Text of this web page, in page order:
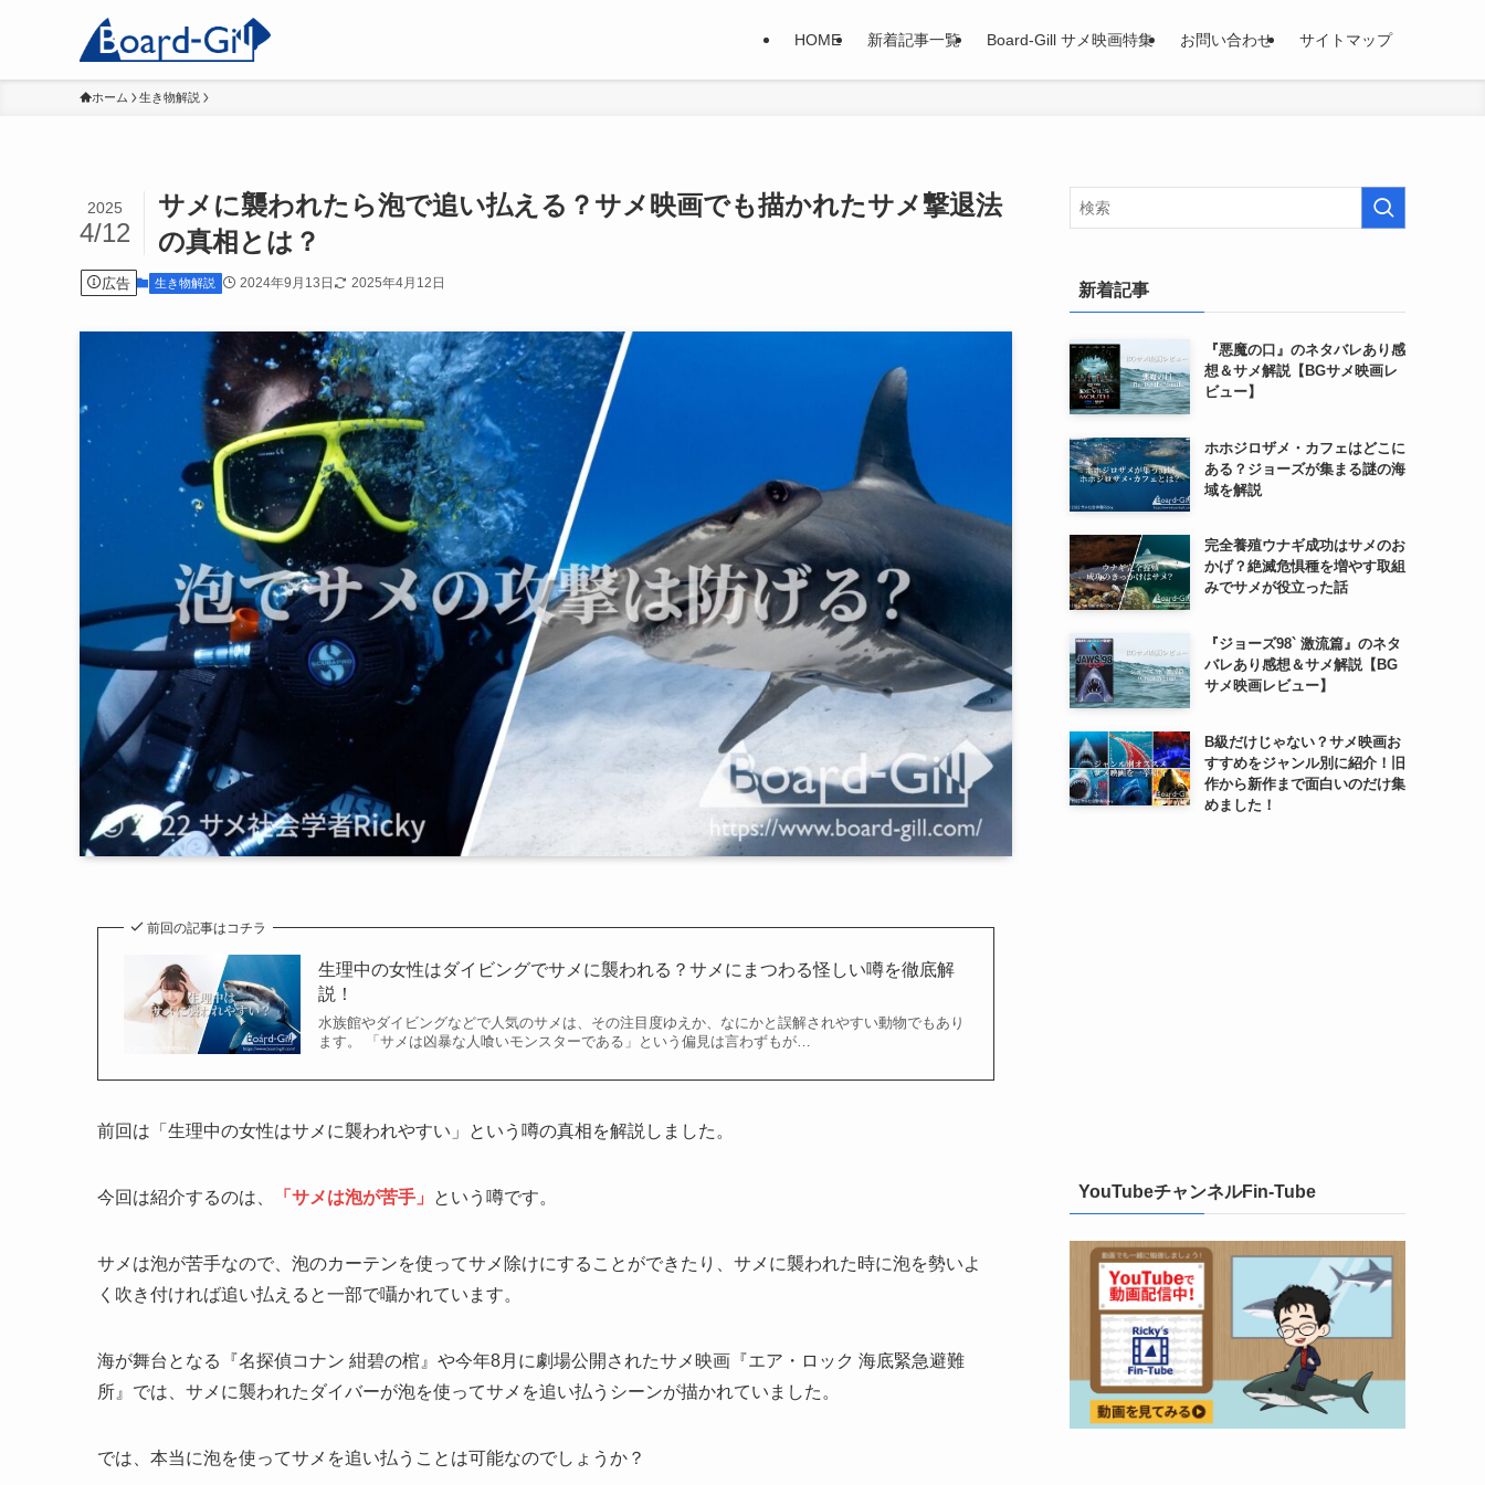
HOME 新着記事一覧 Board-Gill サメ映画特集 お問い合わせ サイトマップ
ホーム 生き物解説
サメに襲われたら泡で追い払える？サメ映画でも描かれたサメ撃退法
の真相とは？
2025
4/12
広告 生き物解説 2024年9月13日 2025年4月12日
前回の記事はコチラ
生理中の女性はダイビングでサメに襲われる？サメにまつわる怪しい噂を徹底解
説！
水族館やダイビングなどで人気のサメは、その注目度ゆえか、なにかと誤解されやすい動物でもあり
ます。 「サメは凶暴な人喰いモンスターである」という偏見は言わずもが…
前回は「生理中の女性はサメに襲われやすい」という噂の真相を解説しました。
今回は紹介するのは、 「サメは泡が苦手」 という噂です。
サメは泡が苦手なので、泡のカーテンを使ってサメ除けにすることができたり、サメに襲われた時に泡を勢いよ
く吹き付ければ追い払えると一部で囁かれています。
海が舞台となる『名探偵コナン 紺碧の棺』や今年8月に劇場公開されたサメ映画『エア・ロック 海底緊急避難
所』では、サメに襲われたダイバーが泡を使ってサメを追い払うシーンが描かれていました。
では、本当に泡を使ってサメを追い払うことは可能なのでしょうか？
新着記事
『悪魔の口』のネタバレあり感
想＆サメ解説【BGサメ映画レ
ビュー】
ホホジロザメ・カフェはどこに
ある？ジョーズが集まる謎の海
域を解説
完全養殖ウナギ成功はサメのお
かげ？絶滅危惧種を増やす取組
みでサメが役立った話
『ジョーズ98` 激流篇』のネタ
バレあり感想＆サメ解説【BG
サメ映画レビュー】
B級だけじゃない？サメ映画お
すすめをジャンル別に紹介！旧
作から新作まで面白いのだけ集
めました！
YouTubeチャンネルFin-Tube